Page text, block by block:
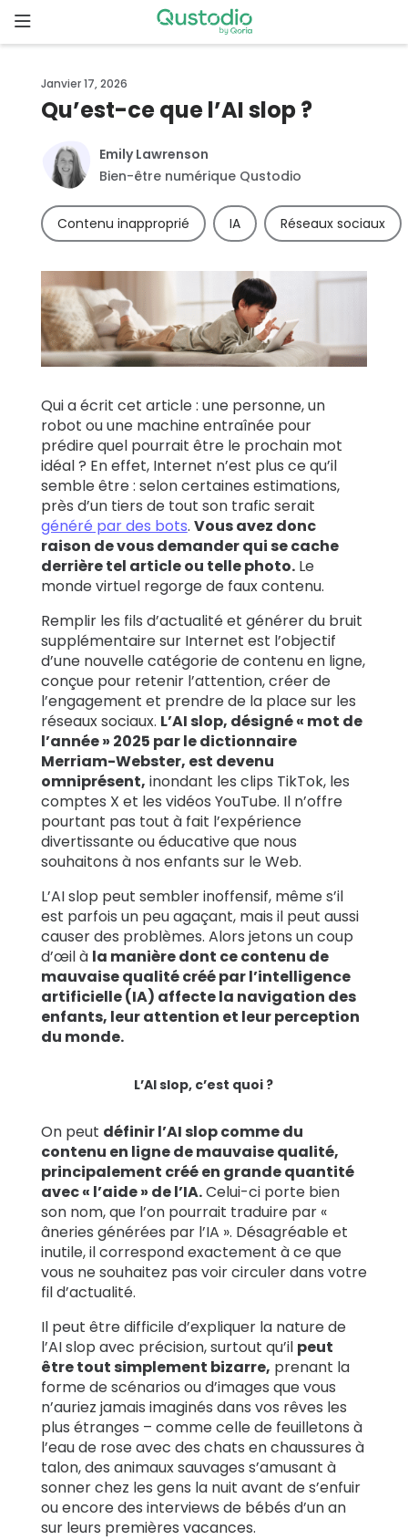
to
content
d’accueil
Pourquoi
Qustodio
Fonctionnalités
Démarrer
Téléchargements
Témoignages
de familles
renseigner
Assistance
Se connecter S’inscrire
Janvier 17, 2026
Qu’est-ce que l’AI slop ?
Emily Lawrenson
Bien-être numérique Qustodio
Contenu inapproprié IA Réseaux sociaux
Qui a écrit cet article : une personne, un
robot ou une machine entraînée pour
prédire quel pourrait être le prochain mot
idéal ? En effet, Internet n’est plus ce qu’il
semble être : selon certaines estimations,
près d’un tiers de tout son trafic serait
généré par des bots. Vous avez donc
raison de vous demander qui se cache
derrière tel article ou telle photo.Le
monde virtuel regorge de faux contenu.
Remplir les fils d’actualité et générer du bruit
supplémentaire sur Internet est l’objectif
d’une nouvelle catégorie de contenu en ligne,
conçue pour retenir l’attention, créer de
l’engagement et prendre de la place sur les
réseaux sociaux. L’AI slop, désigné « mot de
l’année » 2025 par le dictionnaire
Merriam-Webster, est devenu
omniprésent, inondant les clips TikTok, les
comptes X et les vidéos YouTube. Il n’offre
pourtant pas tout à fait l’expérience
divertissante ou éducative que nous
souhaitons à nos enfants sur le Web.
L’AI slop peut sembler inoffensif, même s’il
est parfois un peu agaçant, mais il peut aussi
causer des problèmes. Alors jetons un coup
d’œil à la manière dont ce contenu de
mauvaise qualité créé par l’intelligence
artificielle (IA) affecte la navigation des
enfants, leur attention et leur perception
du monde.
L’AI slop, c’est quoi ?
On peut définir l’AI slop comme du
contenu en ligne de mauvaise qualité,
principalement créé en grande quantité
avec « l’aide » de l’IA.Celui-ci porte bien
son nom, que l’on pourrait traduire par «
âneries générées par l’IA ». Désagréable et
inutile, il correspond exactement à ce que
vous ne souhaitez pas voir circuler dans votre
fil d’actualité.
Il peut être difficile d’expliquer la nature de
l’AI slop avec précision, surtout qu’il peut
être tout simplement bizarre, prenant la
forme de scénarios ou d’images que vous
n’auriez jamais imaginés dans vos rêves les
plus étranges – comme celle de feuilletons à
l’eau de rose avec des chats en chaussures à
talon, des animaux sauvages s’amusant à
sonner chez les gens la nuit avant de s’enfuir
ou encore des interviews de bébés d’un an
sur leurs premières vacances.